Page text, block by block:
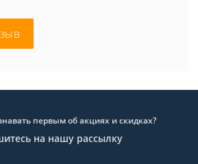
первым об акциях и скидках?
на нашу рассылку